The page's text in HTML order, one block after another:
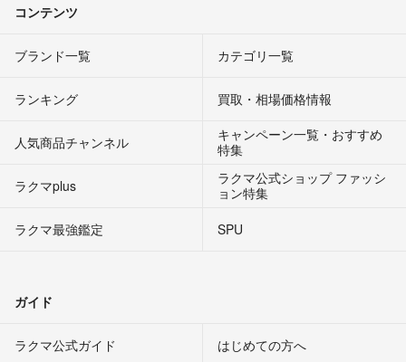
コンテンツ
ブランド一覧 カテゴリ一覧
ランキング 買取・相場価格情報
人気商品チャンネル
キャンペーン一覧・おすすめ
特集
ラクマplus
ラクマ公式ショップ ファッシ
ョン特集
ラクマ最強鑑定
SPU
ガイド
ラクマ公式ガイド はじめての方へ